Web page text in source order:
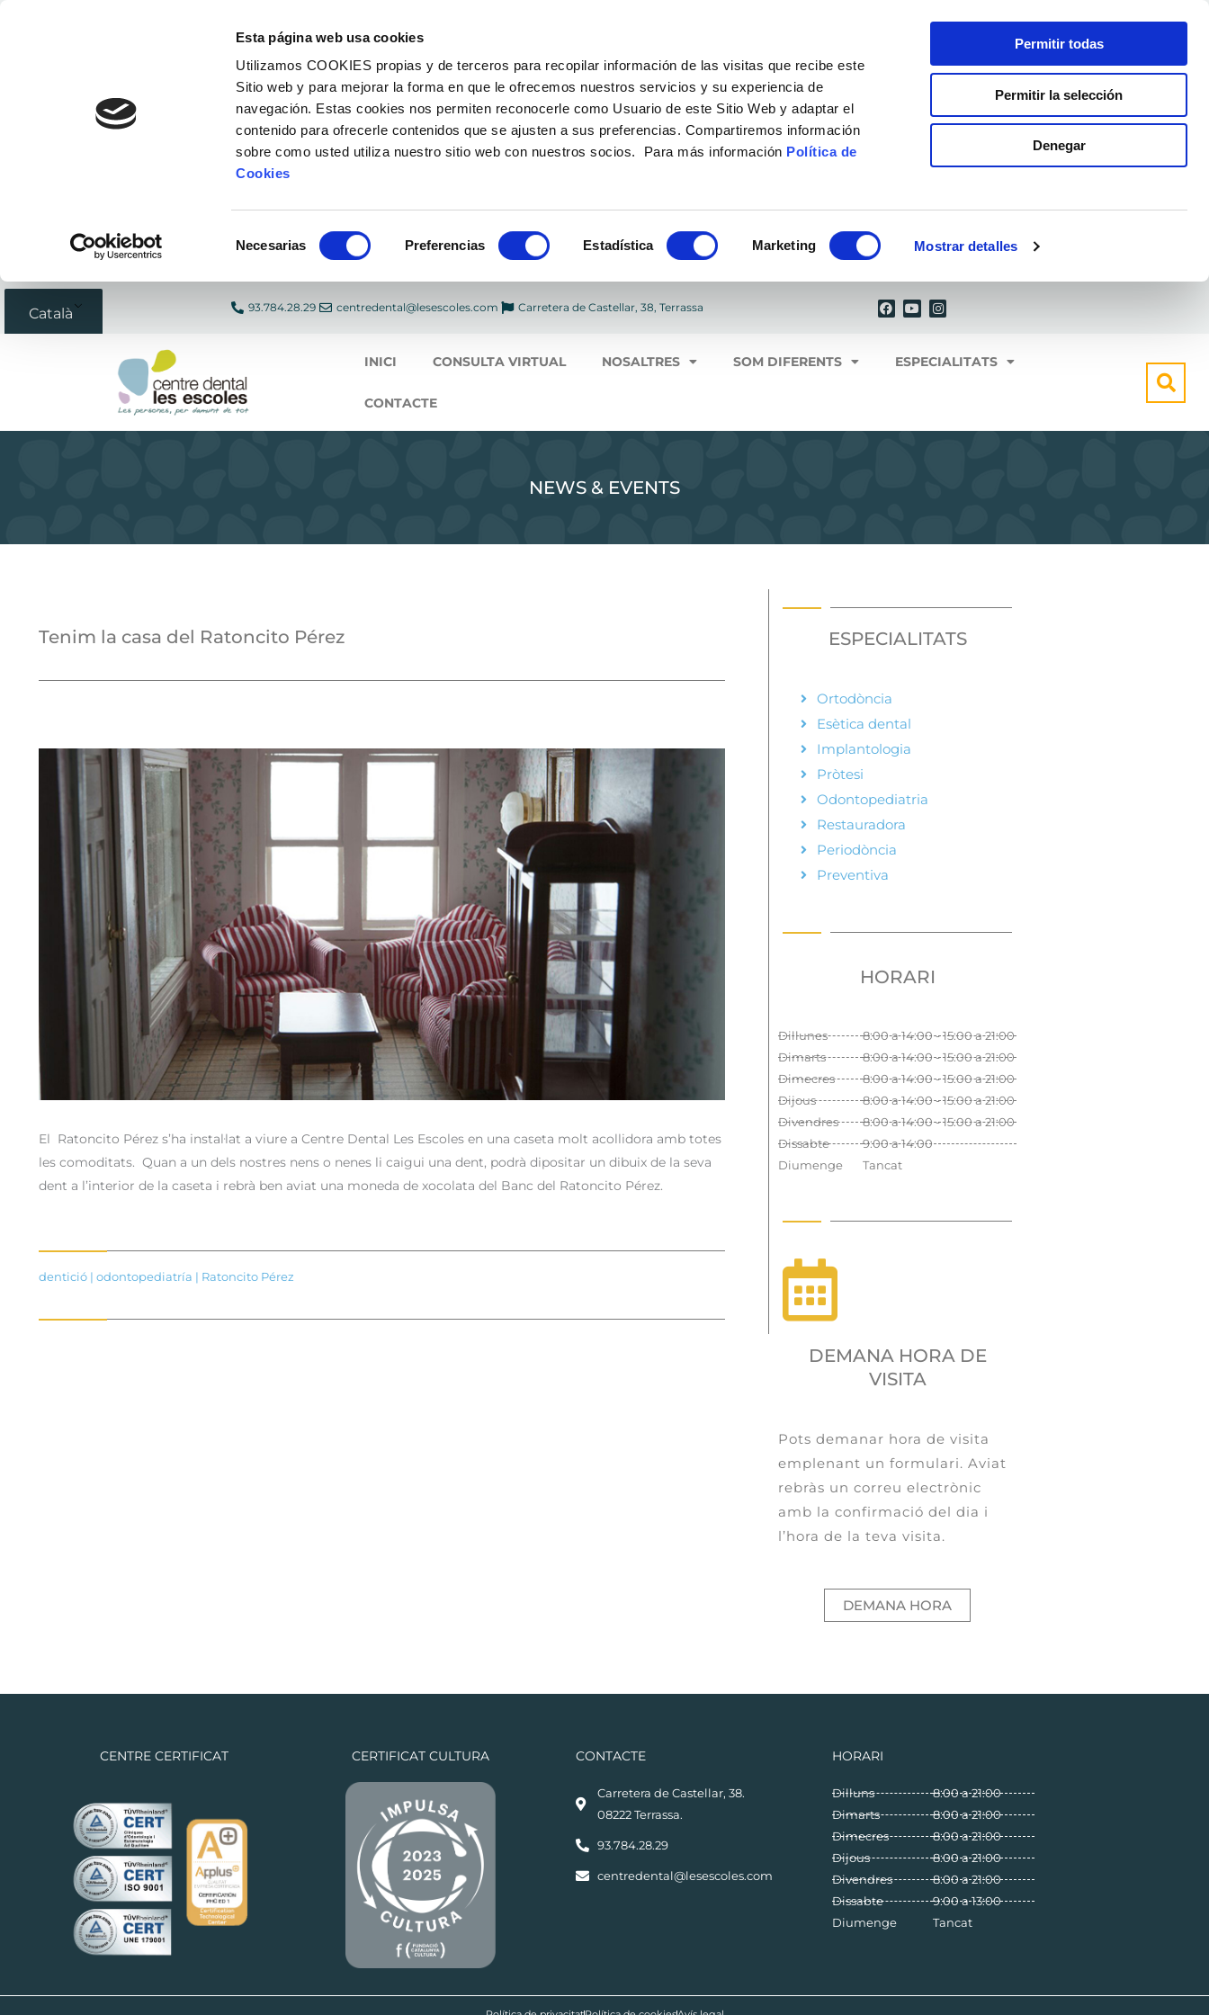
Esta página web usa cookies
Utilizamos COOKIES propias y de terceros para recopilar información de las visitas que recibe este
Sitio web y para mejorar la forma en que le ofrecemos nuestros servicios y su experiencia de
navegación. Estas cookies nos permiten reconocerle como Usuario de este Sitio Web y adaptar el
contenido para ofrecerle contenidos que se ajusten a sus preferencias. Compartiremos información
sobre como usted utiliza nuestro sitio web con nuestros socios. Para más información Política de
Cookies
de
Necesarias Preferencias Estadística Marketing Mostrar detalles
Permitir todas
Permitir la selección
Denegar
Català 93.784.28.29 centredental@lesescoles.com Carretera de Castellar, 38, Terrassa a
c
o
u
b
e
n
s
g
r
INICI CONSULTA VIRTUAL NOSALTRES SOM DIFERENTS ESPECIALITATS
CONTACTE
NEWS & EVENTS
Tenim la casa del Ratoncito Pérez
El Ratoncito Pérez s’ha instal·lat a viure a Centre Dental Les Escoles en una caseta molt acollidora amb totes
les comoditats. Quan a un dels nostres nens o nenes li caigui una dent, podrà dipositar un dibuix de la seva
dent a l’interior de la caseta i rebrà ben aviat una moneda de xocolata del Banc del Ratoncito Pérez.
dentició| odontopediatría | Ratoncito Pérez
ESPECIALITATS
Ortodòncia
Esètica dental
Implantologia
Pròtesi
Odontopediatria
Restauradora
Periodòncia
Preventiva
HORARI
Dillunes
Dimarts
Dimecres
Dijous
Divendres
Dissabte
Diumenge
8:00 a 14:00 - 15:00 a 21:00
8:00 a 14:00 - 15:00 a 21:00
8:00 a 14:00 - 15:00 a 21:00
8:00 a 14:00 - 15:00 a 21:00
8:00 a 14:00 - 15:00 a 21:00
9:00 a 14:00
Tancat
DEMANA HORA DE
VISITA
Pots demanar hora de visita
emplenant un formulari. Aviat
rebràs un correu electrònic
amb la confirmació del dia i
l’hora de la teva visita.
DEMANA HORA
CENTRE CERTIFICAT CERTIFICAT CULTURA CONTACTE
Carretera de Castellar, 38.
08222 Terrassa.
93.784.28.29
centredental@lesescoles.com
HORARI
Dilluns
Dimarts
Dimecres
Dijous
Divendres
Dissabte
Diumenge
8:00 a 21:00
8:00 a 21:00
8:00 a 21:00
8:00 a 21:00
8:00 a 21:00
9:00 a 13:00
Tancat